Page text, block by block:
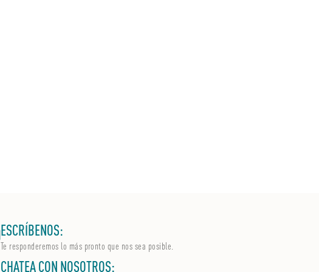
ESCRÍBENOS:
Te responderemos lo más pronto que nos sea posible.
CHATEA CON NOSOTROS: